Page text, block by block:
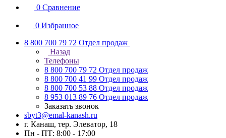
0 Сравнение
0 Избранное
8 800 700 79 72 Отдел продаж
Назад
Телефоны
8 800 700 79 72 Отдел продаж
8 800 700 41 99 Отдел продаж
8 800 700 53 88 Отдел продаж
8 953 013 89 76 Отдел продаж
Заказать звонок
sbyt3@emal-kanash.ru
г. Канаш, тер. Элеватор, 18
Пн - ПТ: 8:00 - 17:00